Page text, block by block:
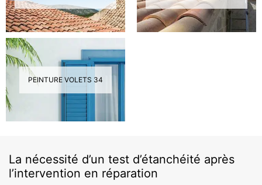
PEINTURE VOLETS 34
La nécessité d’un test d’étanchéité après
l’intervention en réparation